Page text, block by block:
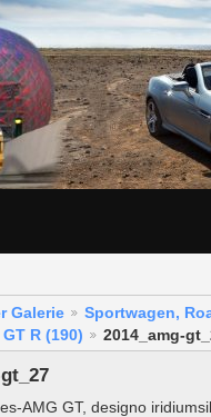
Galerie
Sportwagen,
R (190)
2014_amg-
AMG GT, designo